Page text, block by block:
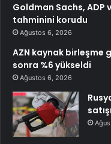
Goldman Sachs,
tahminini korudu
Ağustos 6, 2026
AZN kaynak birleşme
sonra %6 yükseldi
Ağustos 6, 2026